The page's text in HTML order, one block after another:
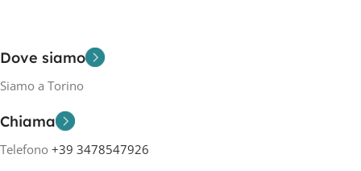
Dove siamo
Siamo a Torino
Chiama
Telefono +39 3478547926